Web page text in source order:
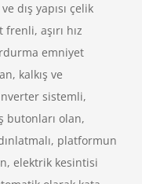
dış yapısı çelik
aşırı hız
emniyet
kalkış ve
sistemli,
butonları olan,
platformun
elektrik kesintisi